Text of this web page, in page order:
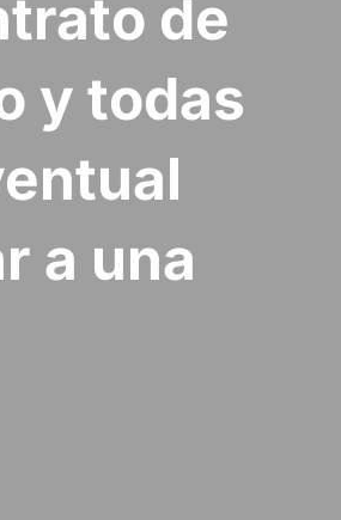
de
y todas
a una